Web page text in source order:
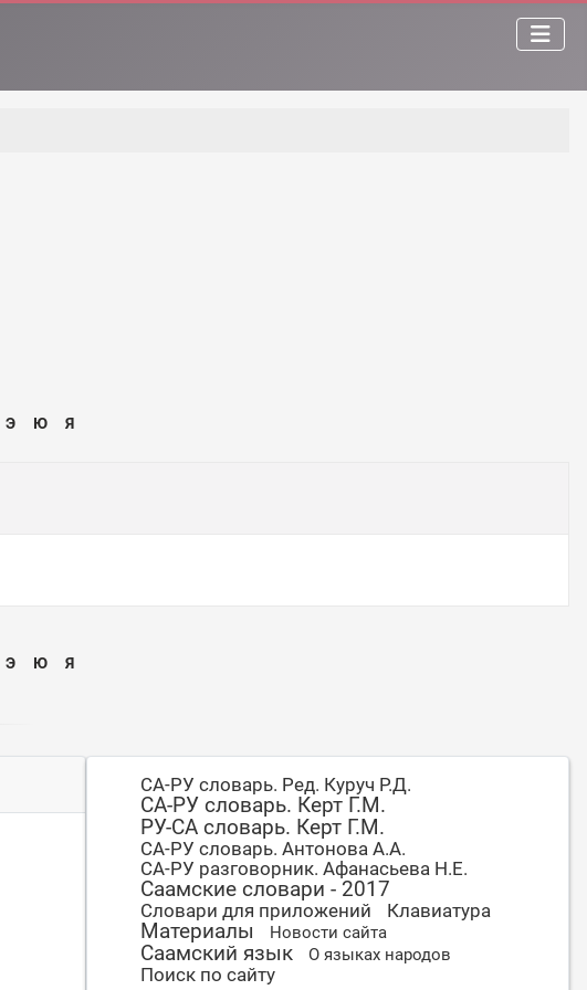
Э Ю Я
Э Ю Я
СА-РУ словарь. Ред. Куруч Р.Д.
СА-РУ словарь. Керт Г.М.
РУ-СА словарь. Керт Г.М.
СА-РУ словарь. Антонова А.А.
СА-РУ разговорник. Афанасьева Н.Е.
Саамские словари - 2017
Словари для приложений Клавиатура
Материалы Новости сайта
Саамский язык О языках народов
Поиск по сайту